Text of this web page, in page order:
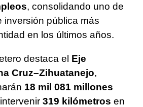
, consolidando uno de
inversión pública más
en los últimos años.
destaca el Eje
Cruz–Zihuatanejo,
18 mil 081 millones
319 kilómetros en